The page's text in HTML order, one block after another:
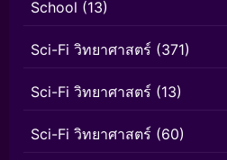
School (13)
Sci-Fi วิทยาศาสตร์ (371)
Sci-Fi วิทยาศาสตร์ (13)
Sci-Fi วิทยาศาสตร์ (60)